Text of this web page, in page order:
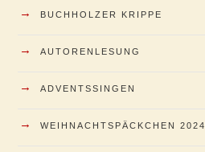
→ BUCHHOLZER KRIPPE
→ AUTORENLESUNG
→ ADVENTSSINGEN
→ WEIHNACHTSPÄCKCHEN 2024